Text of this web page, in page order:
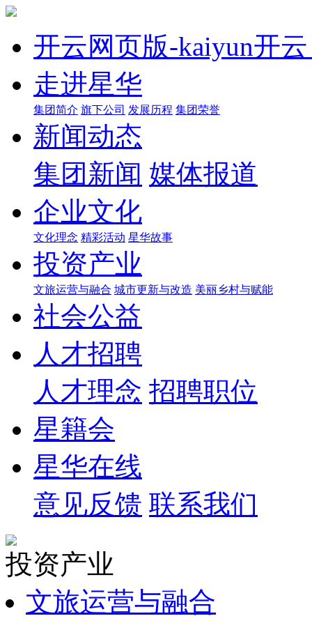
开云网页版-
走进星华
集团简介 旗下公司 发展历程 集团荣誉
新闻动态
集团新闻 媒体报道
企业文化
文化理念 精彩活动 星华故事
投资产业
文旅运营与融合 城市更新与改造 美丽乡村与赋能
社会公益
人才招聘
人才理念 招聘职位
星籍会
星华在线
意见反馈 联系我们
投资产业
文旅运营与融合